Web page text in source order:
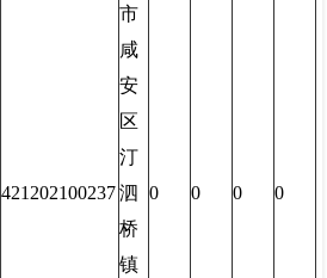
421202100237
市
咸
安
区
汀
泗
桥
镇
0 0 0 0